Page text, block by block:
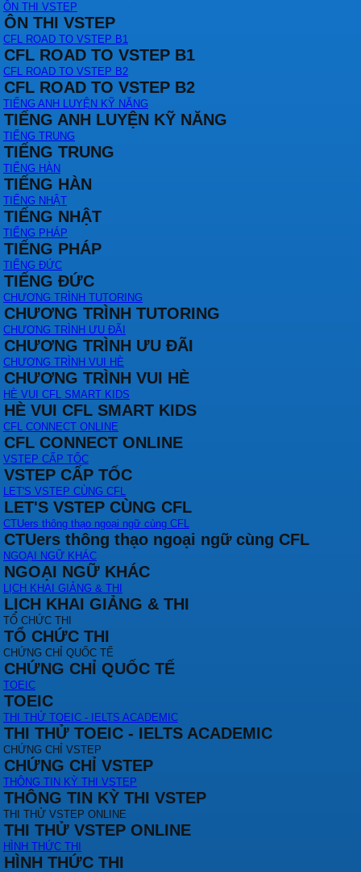
ÔN THI VSTEP
ÔN THI VSTEP
CFL ROAD TO VSTEP B1
CFL ROAD TO VSTEP B1
CFL ROAD TO VSTEP B2
CFL ROAD TO VSTEP B2
TIẾNG ANH LUYỆN KỸ NĂNG
TIẾNG ANH LUYỆN KỸ NĂNG
TIẾNG TRUNG
TIẾNG TRUNG
TIẾNG HÀN
TIẾNG HÀN
TIẾNG NHẬT
TIẾNG NHẬT
TIẾNG PHÁP
TIẾNG PHÁP
TIẾNG ĐỨC
TIẾNG ĐỨC
CHƯƠNG TRÌNH TUTORING
CHƯƠNG TRÌNH TUTORING
CHƯƠNG TRÌNH ƯU ĐÃI
CHƯƠNG TRÌNH ƯU ĐÃI
CHƯƠNG TRÌNH VUI HÈ
CHƯƠNG TRÌNH VUI HÈ
HÈ VUI CFL SMART KIDS
HÈ VUI CFL SMART KIDS
CFL CONNECT ONLINE
CFL CONNECT ONLINE
VSTEP CẤP TỐC
VSTEP CẤP TỐC
LET'S VSTEP CÙNG CFL
LET'S VSTEP CÙNG CFL
CTUers thông thạo ngoại ngữ cùng CFL
CTUers thông thạo ngoại ngữ cùng CFL
NGOẠI NGỮ KHÁC
NGOẠI NGỮ KHÁC
LỊCH KHAI GIẢNG & THI
LỊCH KHAI GIẢNG & THI
TỔ CHỨC THI
TỔ CHỨC THI
CHỨNG CHỈ QUỐC TẾ
CHỨNG CHỈ QUỐC TẾ
TOEIC
TOEIC
THI THỬ TOEIC - IELTS ACADEMIC
THI THỬ TOEIC - IELTS ACADEMIC
CHỨNG CHỈ VSTEP
CHỨNG CHỈ VSTEP
THÔNG TIN KỲ THI VSTEP
THÔNG TIN KỲ THI VSTEP
THI THỬ VSTEP ONLINE
THI THỬ VSTEP ONLINE
HÌNH THỨC THI
HÌNH THỨC THI